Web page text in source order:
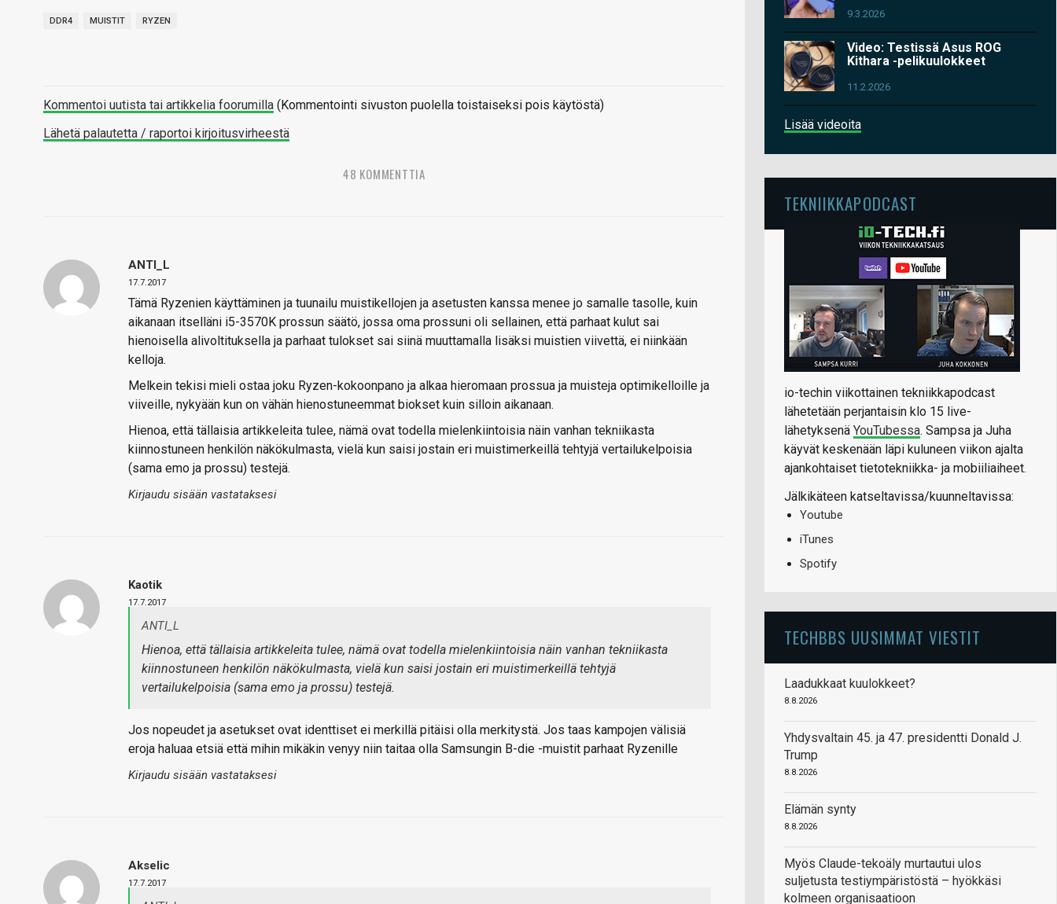
DDR4 MUISTIT RYZEN
Kommentoi uutista tai artikkelia foorumilla (Kommentointi sivuston puolella toistaiseksi pois käytöstä)
Lähetä palautetta / raportoi kirjoitusvirheestä
48 KOMMENTTIA
ANTI_L
17.7.2017
Tämä Ryzenien käyttäminen ja tuunailu muistikellojen ja asetusten kanssa menee jo samalle tasolle, kuin
aikanaan itselläni i5-3570K prossun säätö, jossa oma prossuni oli sellainen, että parhaat kulut sai
hienoisella alivoltituksella ja parhaat tulokset sai siinä muuttamalla lisäksi muistien viivettä, ei niinkään
kelloja.
Melkein tekisi mieli ostaa joku Ryzen-kokoonpano ja alkaa hieromaan prossua ja muisteja optimikelloille ja
viiveille, nykyään kun on vähän hienostuneemmat biokset kuin silloin aikanaan.
Hienoa, että tällaisia artikkeleita tulee, nämä ovat todella mielenkiintoisia näin vanhan tekniikasta
kiinnostuneen henkilön näkökulmasta, vielä kun saisi jostain eri muistimerkeillä tehtyjä vertailukelpoisia
(sama emo ja prossu) testejä.
Kirjaudu sisään vastataksesi
Kaotik
17.7.2017
ANTI_L
Hienoa, että tällaisia artikkeleita tulee, nämä ovat todella mielenkiintoisia näin vanhan tekniikasta
kiinnostuneen henkilön näkökulmasta, vielä kun saisi jostain eri muistimerkeillä tehtyjä
vertailukelpoisia (sama emo ja prossu) testejä.
Jos nopeudet ja asetukset ovat identtiset ei merkillä pitäisi olla merkitystä. Jos taas kampojen välisiä
eroja haluaa etsiä että mihin mikäkin venyy niin taitaa olla Samsungin B-die -muistit parhaat Ryzenille
Kirjaudu sisään vastataksesi
Akselic
17.7.2017
9.3.2026
Video: Testissä Asus ROG
Kithara -pelikuulokkeet
11.2.2026
Lisää videoita
TEKNIIKKAPODCAST
io-techin viikottainen tekniikkapodcast
lähetetään perjantaisin klo 15 live-
lähetyksenä YouTubessa. Sampsa ja Juha
käyvät keskenään läpi kuluneen viikon ajalta
ajankohtaiset tietotekniikka- ja mobiiliaiheet.
Jälkikäteen katseltavissa/kuunneltavissa:
Youtube
iTunes
Spotify
TECHBBS UUSIMMAT VIESTIT
Laadukkaat kuulokkeet?
8.8.2026
Yhdysvaltain 45. ja 47. presidentti Donald J.
Trump
8.8.2026
Elämän synty
8.8.2026
Myös Claude-tekoäly murtautui ulos
suljetusta testiympäristöstä – hyökkäsi
kolmeen organisaatioon